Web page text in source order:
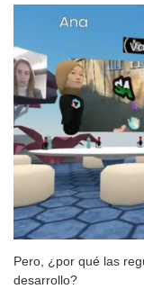
Pero, ¿por qué las
desarrollo?